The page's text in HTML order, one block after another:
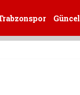
Güncel